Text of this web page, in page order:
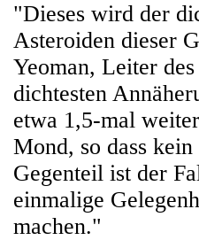
"Dieses wird der
Asteroiden dieser
Yeoman, Leiter
dichtesten
etwa 1,5-mal
Mond, so dass
Gegenteil ist der
einmalige
machen."